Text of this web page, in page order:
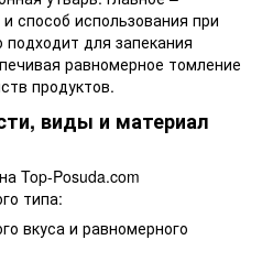
способ использования при
для запекания
равномерное томление
продуктов.
виды и материал
Top-Posuda.com
типа:
вкуса и равномерного